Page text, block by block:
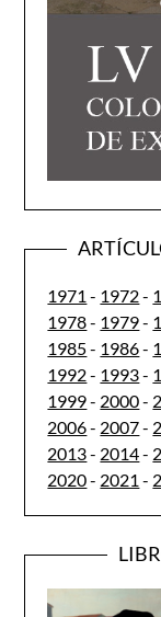
1971 - 1972-
1978- 1979-
1985- 1986-
1992- 1993-
1999- 2000-
2006- 2007-
2013- 2014-
2020- 2021 -